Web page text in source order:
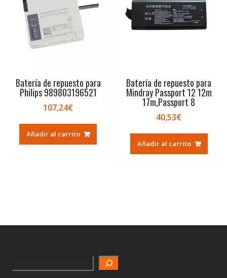
Batería de repuesto para
Philips 989803196521
107,24€
Añadir al carrito
Batería de repuesto para
Mindray Passport 12 12m
17m,Passport 8
40,53€
Añadir al carrito